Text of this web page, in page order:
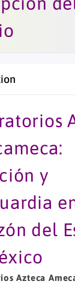
y
del
Azteca